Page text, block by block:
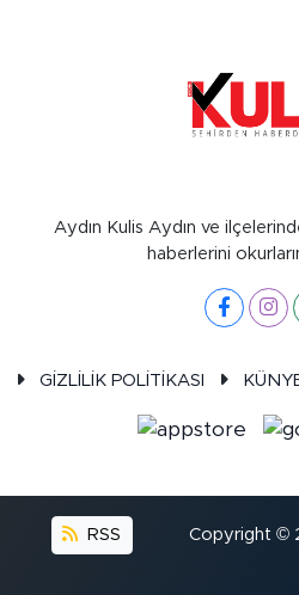
Aydın Kulis Aydın ve
haberlerini
GİZLİLİK POLİTİKASI
RSS Copyright ©